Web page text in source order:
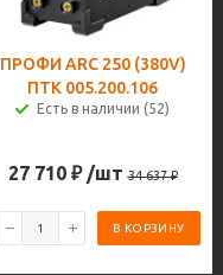
ПРОФИ ARC 250 (380V)
ПТК 005.200.106
Есть в наличии (52)
27 710₽ /шт 34 637₽
В КОРЗИНУ